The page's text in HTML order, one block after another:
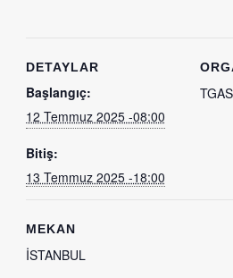
DETAYLAR
Başlangıç:
12 Temmuz 2025 -08:00
Bitiş:
13 Temmuz 2025 -18:00
MEKAN
İSTANBUL